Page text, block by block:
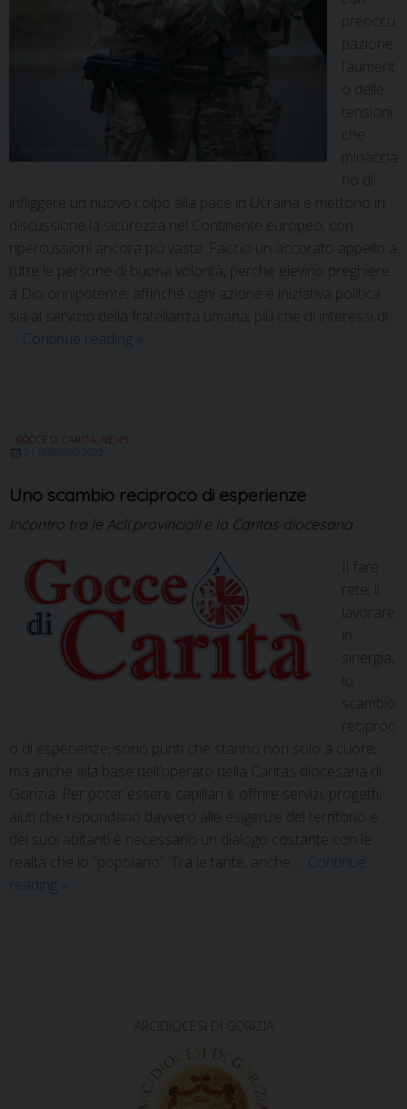
preoccu
pazione
l’aument
o delle
tensioni
che
minaccia
no di
infliggere un nuovo colpo alla pace in Ucraina e mettono in
discussione la sicurezza nel Continente europeo, con
ripercussioni ancora più vaste. Faccio un accorato appello a
tutte le persone di buona volontà, perché elevino preghiere
a Dio onnipotente, affinché ogni azione e iniziativa politica
sia al servizio della fratellanza umana, più che di interessi di
Continue reading »
GOCCE DI CARITÀ NEWS
21 FEBBRAIO 2022
Uno scambio reciproco di esperienze
Incontro tra le Acli provinciali e la Caritas diocesana
Il fare
rete, il
lavorare
in
sinergia,
scambio
reciproc
o di esperienze, sono punti che stanno non solo a cuore,
ma anche alla base dell’operato della Caritas diocesana di
Gorizia. Per poter essere capillari e offrire servizi, progetti,
aiuti che rispondano davvero alle esigenze del territorio e
dei suoi abitanti è necessario un dialogo costante con le
realtà che lo “popolano”. Tra le tante, anche … Continue
reading »
ARCIDIOCESI DI GORIZIA